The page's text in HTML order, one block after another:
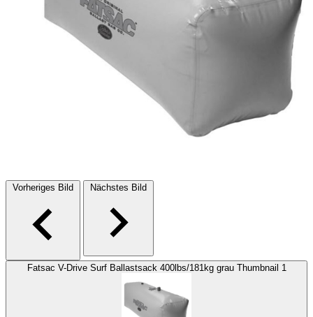
Vorheriges Bild Nächstes Bild
Fatsac V-Drive Surf Ballastsack 400lbs/181kg grau Thumbnail 1